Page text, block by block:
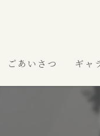
ごあいさつ ギャ